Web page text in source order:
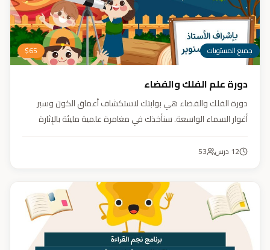
جميع المستويات $65
دورة علم الفلك والفضاء
دورة الفلك والفضاء هي بوابتك لاستكشاف أعماق الكون وسبر
أغوار السماء الواسعة. سنأخذك في مغامرة علمية مليئة بالإثارة
عقلك وتثري خيالك، لتمنحك رؤية جديدة للكون وتفتح لك آفاقاً لا
12 درس 53